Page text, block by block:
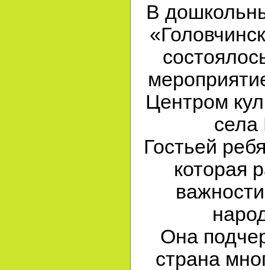
В
Центром
села
Гостьей
которая
Она
страна